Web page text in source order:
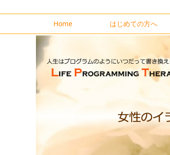
Home はじめての方へ